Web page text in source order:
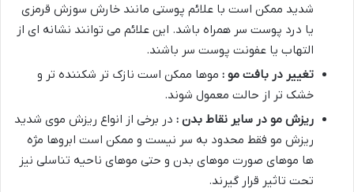
شدید ممکن است با علائم پوستی مانند خارش سوزش قرمزی
یا درد پوست سر همراه باشد. این علائم می توانند نشانه ای از
التهاب یا عفونت پوست سر باشند.
تغییر در بافت مو : موها ممکن است نازک تر شکننده تر و
خشک تر از حالت معمول شوند.
ریزش مو در سایر نقاط بدن : در برخی از انواع ریزش موی شدید
ریزش مو فقط محدود به سر نیست و ممکن است ابروها مژه
ها موهای صورت موهای بدن و حتی موهای ناحیه تناسلی نیز
تحت تاثیر قرار گیرند.